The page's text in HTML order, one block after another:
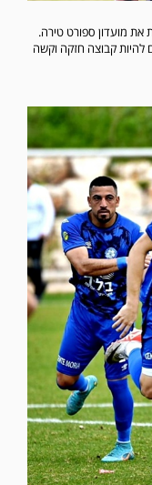
מועדון ספורט טירה.
קבוצה חזקה וקשה